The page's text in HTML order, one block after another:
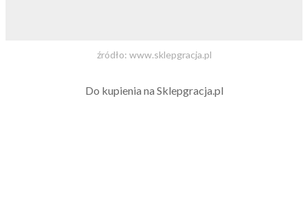
źródło: www.sklepgracja.pl
Do kupienia na Sklepgracja.pl